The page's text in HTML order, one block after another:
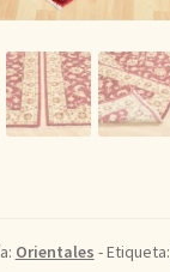
Orientales - Etiqueta: